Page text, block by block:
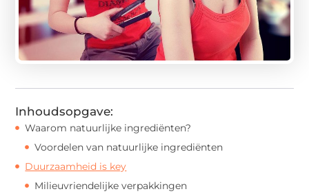
Inhoudsopgave:
Waarom natuurlijke ingrediënten?
Voordelen van natuurlijke ingrediënten
Duurzaamheid is key
Milieuvriendelijke verpakkingen